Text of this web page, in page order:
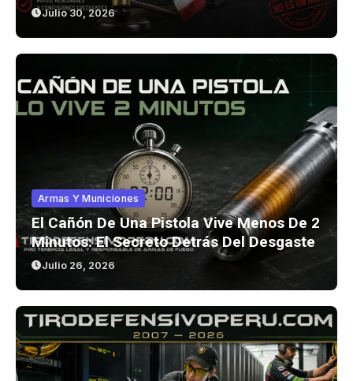
Julio 30, 2026
Armas Y Municiones
El Cañón De Una Pistola Vive Menos De 2
Minutos: El Secreto Detrás Del Desgaste
Julio 26, 2026